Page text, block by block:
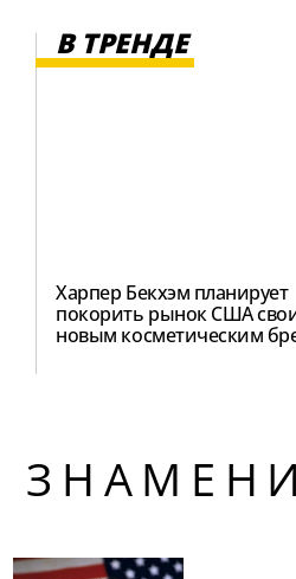
В ТРЕНДЕ
Харпер Бекхэм планирует
покорить рынок США
новым косметическим